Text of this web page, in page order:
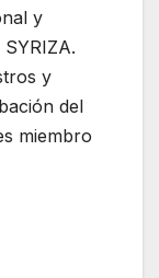
y
y
del
miembro